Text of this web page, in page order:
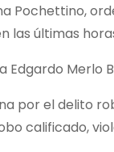
Pochettino,
las últimas
Merlo
por el delito
calificado,